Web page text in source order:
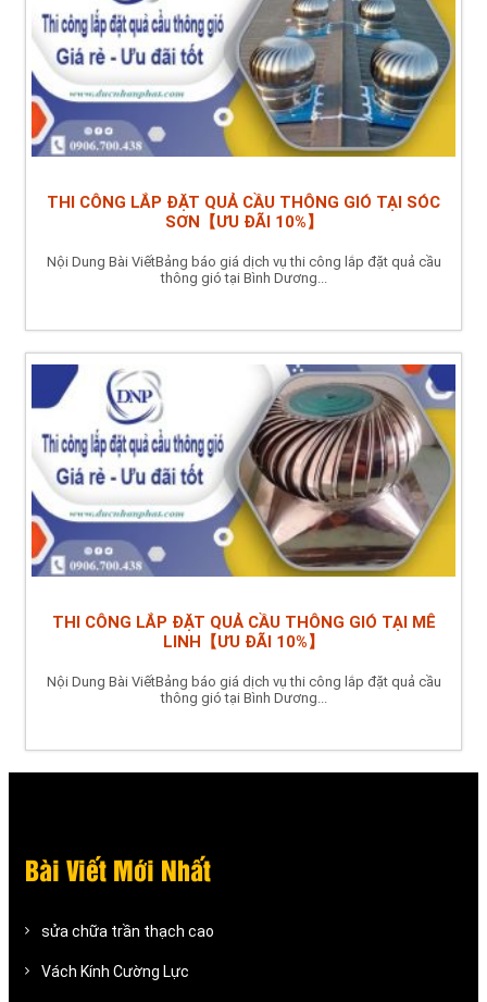
THI CÔNG LẮP ĐẶT QUẢ CẦU THÔNG GIÓ TẠI SÓC
SƠN【ƯU ĐÃI 10%】
Nội Dung Bài ViếtBảng báo giá dịch vụ thi công lắp đặt quả cầu
thông gió tại Bình Dương...
THI CÔNG LẮP ĐẶT QUẢ CẦU THÔNG GIÓ TẠI MÊ
LINH【ƯU ĐÃI 10%】
Nội Dung Bài ViếtBảng báo giá dịch vụ thi công lắp đặt quả cầu
thông gió tại Bình Dương...
Bài Viết Mới Nhất
sửa chữa trần thạch cao
Vách Kính Cường Lực